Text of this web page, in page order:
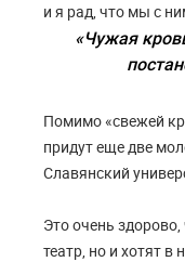
и я рад, что мы с
«Чужая
Помимо «свежей
придут еще две
Славянский
Это очень
театр, но и хотят в